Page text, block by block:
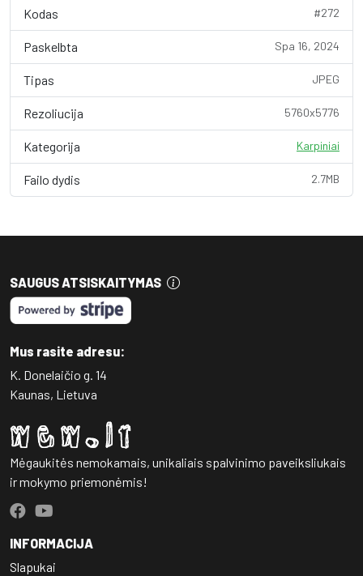
Kodas #272
Paskelbta Spa 16, 2024
Tipas JPEG
Rezoliucija 5760x5776
Kategorija Karpiniai
Failo dydis 2.7MB
SAUGUS ATSISKAITYMAS
Mus rasite adresu:
K. Donelaičio g. 14
Kaunas, Lietuva
Mėgaukitės nemokamais, unikaliais spalvinimo paveiksliukais
ir mokymo priemonėmis!
INFORMACIJA
Slapukai